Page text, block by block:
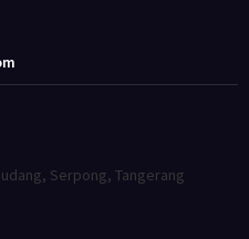
Serpong, Tangerang